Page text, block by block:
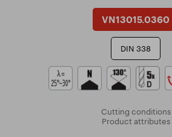
VN13015.0360
DIN 338
Cutting conditions
Product attributes